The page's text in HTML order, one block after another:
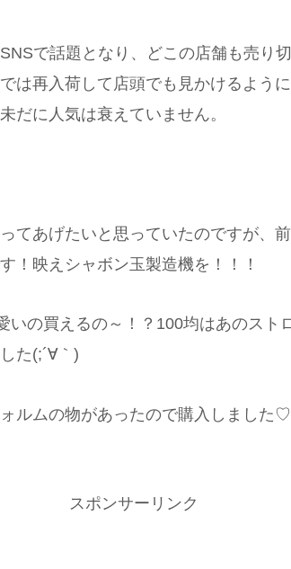
で話題となり、どこの店舗も売り
は再入荷して店頭でも見かけるよう
だに人気は衰えていません。
てあげたいと思っていたのですが、
！映えシャボン玉製造機を！！！
いの買えるの～！？100均はあのスト
た(;´∀｀)
ルムの物があったので購入しました
スポンサーリンク